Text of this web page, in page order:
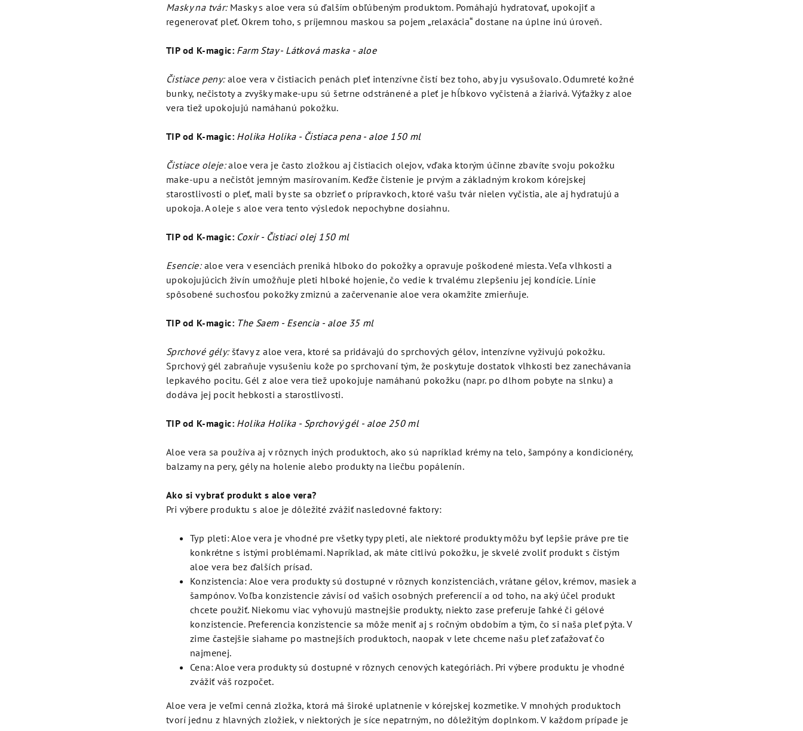
Masky na tvár:Masky s aloe vera sú ďalším obľúbeným produktom. Pomáhajú hydratovať, upokojiť a
regenerovať pleť. Okrem toho, s príjemnou maskou sa pojem „relaxácia“ dostane na úplne inú úroveň.
TIP od K-magic: Farm Stay - Látková maska - aloe
Čistiace peny:aloe vera v čistiacich penách pleť intenzívne čistí bez toho, aby ju vysušovalo. Odumreté kožné
bunky, nečistoty a zvyšky make-upu sú šetrne odstránené a pleť je hĺbkovo vyčistená a žiarivá. Výťažky z aloe
vera tiež upokojujú namáhanú pokožku.
TIP od K-magic: Holika Holika - Čistiaca pena - aloe 150 ml
Čistiace oleje:aloe vera je často zložkou aj čistiacich olejov, vďaka ktorým účinne zbavíte svoju pokožku
make-upu a nečistôt jemným masírovaním. Keďže čistenie je prvým a základným krokom kórejskej
starostlivosti o pleť, mali by ste sa obzrieť o prípravkoch, ktoré vašu tvár nielen vyčistia, ale aj hydratujú a
upokoja. A oleje s aloe vera tento výsledok nepochybne dosiahnu.
TIP od K-magic: Coxir - Čistiaci olej 150 ml
Esencie:aloe vera v esenciách preniká hlboko do pokožky a opravuje poškodené miesta. Veľa vlhkosti a
upokojujúcich živín umožňuje pleti hlboké hojenie, čo vedie k trvalému zlepšeniu jej kondície. Línie
spôsobené suchosťou pokožky zmiznú a začervenanie aloe vera okamžite zmierňuje.
TIP od K-magic: The Saem - Esencia - aloe 35 ml
Sprchové gély:šťavy z aloe vera, ktoré sa pridávajú do sprchových gélov, intenzívne vyživujú pokožku.
Sprchový gél zabraňuje vysušeniu kože po sprchovaní tým, že poskytuje dostatok vlhkosti bez zanechávania
lepkavého pocitu. Gél z aloe vera tiež upokojuje namáhanú pokožku (napr. po dlhom pobyte na slnku) a
dodáva jej pocit hebkosti a starostlivosti.
TIP od K-magic: Holika Holika - Sprchový gél - aloe 250 ml
Aloe vera sa používa aj v rôznych iných produktoch, ako sú napríklad krémy na telo, šampóny a kondicionéry,
balzamy na pery, gély na holenie alebo produkty na liečbu popálenín.
Ako si vybrať produkt s aloe vera?
Pri výbere produktu s aloe je dôležité zvážiť nasledovné faktory:
Typ pleti: Aloe vera je vhodné pre všetky typy pleti, ale niektoré produkty môžu byť lepšie práve pre tie
konkrétne s istými problémami. Napríklad, ak máte citlivú pokožku, je skvelé zvoliť produkt s čistým
aloe vera bez ďalších prísad.
Konzistencia: Aloe vera produkty sú dostupné v rôznych konzistenciách, vrátane gélov, krémov, masiek a
šampónov. Voľba konzistencie závisí od vašich osobných preferencií a od toho, na aký účel produkt
chcete použiť. Niekomu viac vyhovujú mastnejšie produkty, niekto zase preferuje ľahké či gélové
konzistencie. Preferencia konzistencie sa môže meniť aj s ročným obdobím a tým, čo si naša pleť pýta. V
zime častejšie siahame po mastnejších produktoch, naopak v lete chceme našu pleť zaťažovať čo
najmenej.
Cena: Aloe vera produkty sú dostupné v rôznych cenových kategóriách. Pri výbere produktu je vhodné
zvážiť váš rozpočet.
Aloe vera je veľmi cenná zložka, ktorá má široké uplatnenie v kórejskej kozmetike. V mnohých produktoch
tvorí jednu z hlavných zložiek, v niektorých je síce nepatrným, no dôležitým doplnkom. V každom prípade je